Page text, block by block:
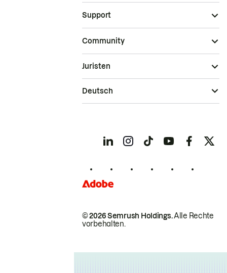
Support
Community
© 2026 Semrush Holdings.Alle Rechte
vorbehalten.
Juristen
Deutsch